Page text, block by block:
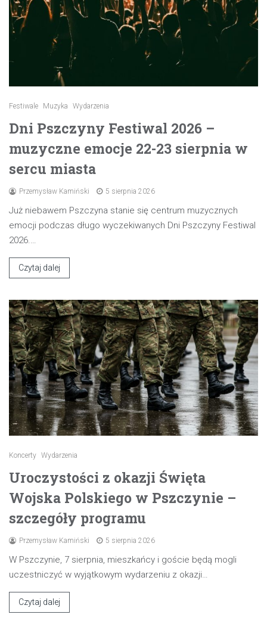
Festiwale Muzyka Wydarzenia
Dni Pszczyny Festiwal 2026 –
muzyczne emocje 22-23 sierpnia w
sercu miasta
Przemysław Kamiński 5 sierpnia 2026
Już niebawem Pszczyna stanie się centrum muzycznych
emocji podczas długo wyczekiwanych Dni Pszczyny Festiwal
2026.…
Czytaj dalej
Koncerty Wydarzenia
Uroczystości z okazji Święta
Wojska Polskiego w Pszczynie –
szczegóły programu
Przemysław Kamiński 5 sierpnia 2026
W Pszczynie, 7 sierpnia, mieszkańcy i goście będą mogli
uczestniczyć w wyjątkowym wydarzeniu z okazji…
Czytaj dalej